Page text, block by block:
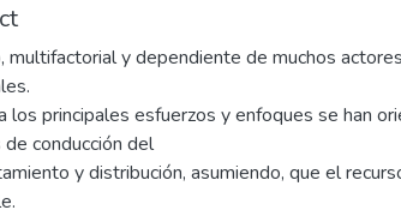
multifactorial y dependiente de muchos
los principales esfuerzos y enfoques se han
conducción del
y distribución, asumiendo, que el